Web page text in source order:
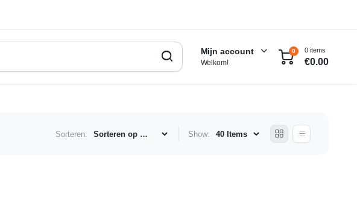
Mijn account
Welkom!
0 0 items
€0.00
Sorteren: Show: